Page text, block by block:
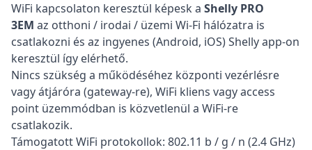
WiFi kapcsolaton keresztül képesk a Shelly PRO
3EM az otthoni / irodai / üzemi Wi-Fi hálózatra is
csatlakozni és az ingyenes (Android, iOS) Shelly app-on
keresztül így elérhető.
Nincs szükség a működéséhez központi vezérlésre
vagy átjáróra (gateway-re), WiFi kliens vagy access
point üzemmódban is közvetlenül a WiFi-re
csatlakozik.
Támogatott WiFi protokollok: 802.11 b / g / n (2.4 GHz)